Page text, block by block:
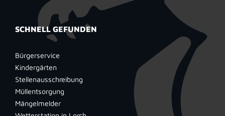
SCHNELL GEFUNDEN
Bürgerservice
Kindergärten
Stellenausschreibung
Müllentsorgung
Mängelmelder